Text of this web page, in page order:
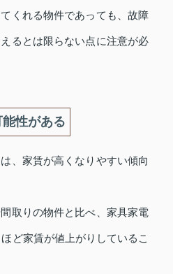
くれる物件であっても、故障
るとは限らない点に注意が必
性がある
、家賃が高くなりやすい傾向
取りの物件と比べ、家具家電
ど家賃が値上がりしているこ